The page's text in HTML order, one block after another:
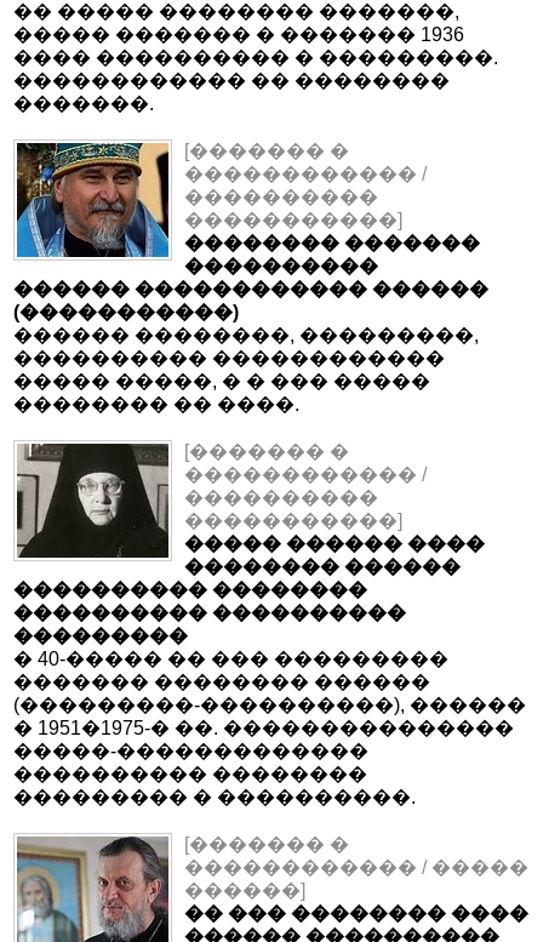
�� ����� �������� �������,
����� ������� � ������� 1936
���� ���������� � ���������.
������������ �� ��������
�������.
[������� �
������������ /
����������
�����������]
�������� �������
����������
������ ������������ ������
(�����������)
������ ��������, ���������,
���������� ������������
����� �����, � � ��� �����
�������� �� ����.
[������� �
������������ /
����������
�����������]
����� ������ ����
�������� ������
���������� ��������
���������� ����������
���������
� 40-����� �� ��� ���������
������� �������� ������
(���������-����������), ������
� 1951�1975-� ��. ���������������
�����-�������������
���������� ��������
��������� � ����������.
[������� �
������������ / �����
������]
�� ��� �������� ����
������ ����������